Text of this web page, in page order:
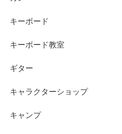
キーボード
キーボード教室
ギター
キャラクターショップ
キャンプ